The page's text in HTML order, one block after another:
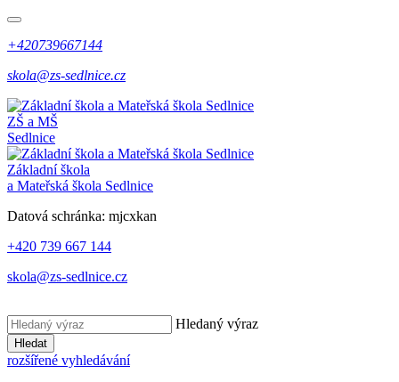
+420739667144
skola@zs-sedlnice.cz
ZŠ a MŠ
Sedlnice
Základní škola
a Mateřská škola Sedlnice
Datová schránka: mjcxkan
+420 739 667 144
skola@zs-sedlnice.cz
Hledaný výraz
Hledat
rozšířené vyhledávání